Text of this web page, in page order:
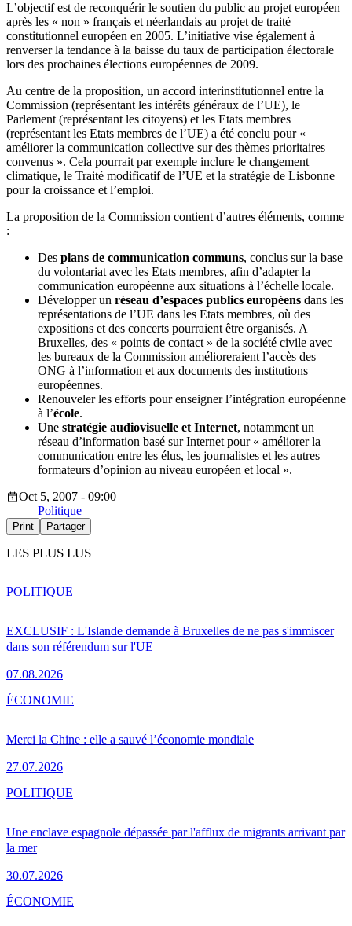
L’objectif est de reconquérir le soutien du public au projet européen
après les « non » français et néerlandais au projet de traité
constitutionnel européen en 2005. L’initiative vise également à
renverser la tendance à la baisse du taux de participation électorale
lors des prochaines élections européennes de 2009.
Au centre de la proposition, un accord interinstitutionnel entre la
Commission (représentant les intérêts généraux de l’UE), le
Parlement (représentant les citoyens) et les Etats membres
(représentant les Etats membres de l’UE) a été conclu pour «
améliorer la communication collective sur des thèmes prioritaires
convenus ». Cela pourrait par exemple inclure le changement
climatique, le Traité modificatif de l’UE et la stratégie de Lisbonne
pour la croissance et l’emploi.
La proposition de la Commission contient d’autres éléments, comme
:
Des plans de communication communs, conclus sur la base
du volontariat avec les Etats membres, afin d’adapter la
communication européenne aux situations à l’échelle locale.
Développer un réseau d’espaces publics européens dans les
représentations de l’UE dans les Etats membres, où des
expositions et des concerts pourraient être organisés. A
Bruxelles, des « points de contact » de la société civile avec
les bureaux de la Commission amélioreraient l’accès des
ONG à l’information et aux documents des institutions
européennes.
Renouveler les efforts pour enseigner l’intégration européenne
à l’école.
Une stratégie audiovisuelle et Internet, notamment un
réseau d’information basé sur Internet pour « améliorer la
communication entre les élus, les journalistes et les autres
formateurs d’opinion au niveau européen et local ».
Oct 5, 2007 - 09:00
Politique
Print Partager
LES PLUS LUS
EXCLUSIF : L'Islande demande à Bruxelles de ne pas s'immiscer
dans son référendum sur l'UE
07.08.2026
POLITIQUE
Merci la Chine : elle a sauvé l’économie mondiale
27.07.2026
ÉCONOMIE
Une enclave espagnole dépassée par l'afflux de migrants arrivant par
la mer
30.07.2026
POLITIQUE
ÉCONOMIE